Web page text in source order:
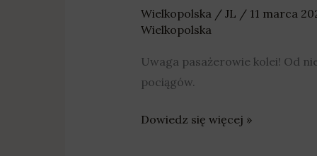
Wielkopolska / JL / 11 marca
Wielkopolska
Uwaga pasażerowie kolei! Od
pociągów.
Dowiedz się więcej »